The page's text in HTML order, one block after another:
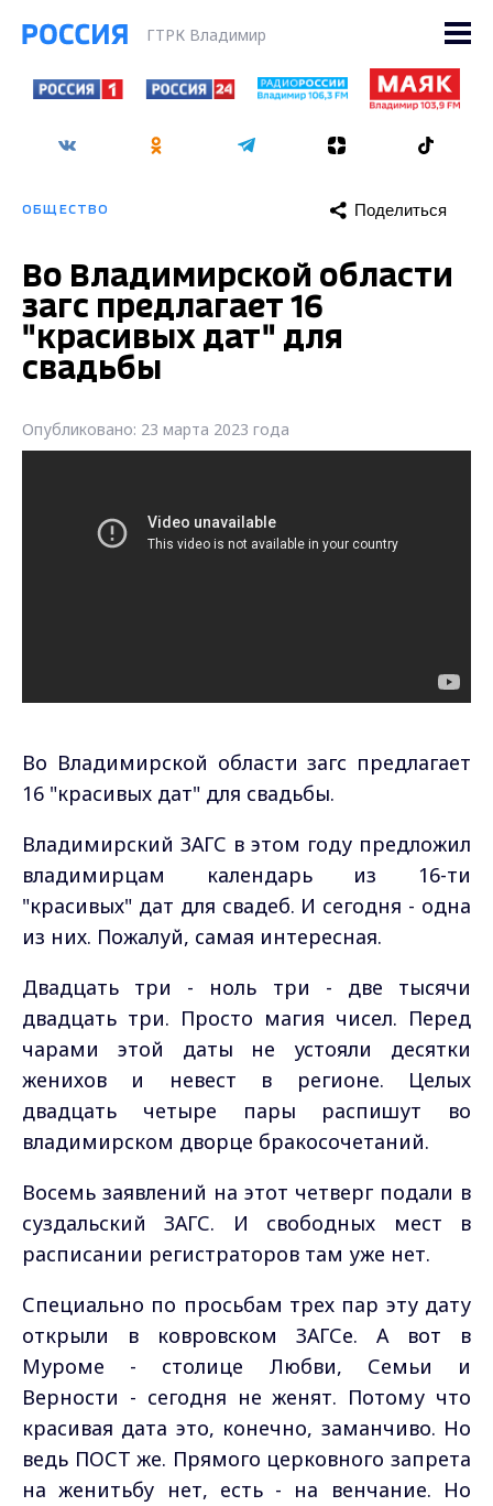
ГТРК Владимир
ОБЩЕСТВО Поделиться
Во Владимирской области
загс предлагает 16
"красивых дат" для
свадьбы
Опубликовано: 23 марта 2023 года
Во Владимирской области загс предлагает
16 "красивых дат" для свадьбы.
Владимирский ЗАГС в этом году предложил
владимирцам календарь из 16-ти
"красивых" дат для свадеб. И сегодня - одна
из них. Пожалуй, самая интересная.
Двадцать три - ноль три - две тысячи
двадцать три. Просто магия чисел. Перед
чарами этой даты не устояли десятки
женихов и невест в регионе. Целых
двадцать четыре пары распишут во
владимирском дворце бракосочетаний.
Восемь заявлений на этот четверг подали в
суздальский ЗАГС. И свободных мест в
расписании регистраторов там уже нет.
Специально по просьбам трех пар эту дату
открыли в ковровском ЗАГСе. А вот в
Муроме - столице Любви, Семьи и
Верности - сегодня не женят. Потому что
красивая дата это, конечно, заманчиво. Но
ведь ПОСТ же. Прямого церковного запрета
на женитьбу нет, есть - на венчание. Но